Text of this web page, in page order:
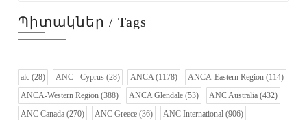
Պիտակներ / Tags
alc (28) ANC - Cyprus (28) ANCA(1178) ANCA-Eastern Region (114)
ANCA-Western Region (388) ANCA Glendale (53) ANC Australia (432)
ANC Canada (270) ANC Greece (36) ANC International (906)